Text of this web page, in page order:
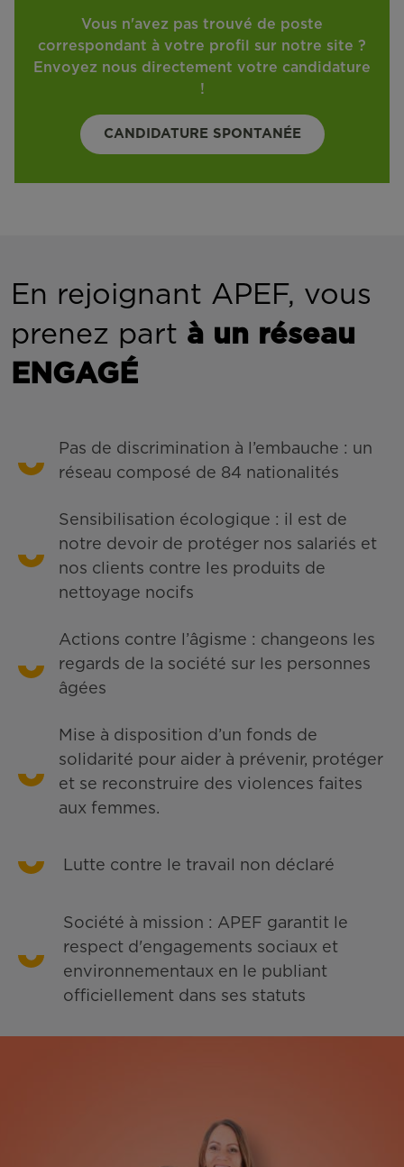
Vous n'avez pas trouvé de poste
correspondant à votre profil sur notre site ?
Envoyez nous directement votre candidature
!
CANDIDATURE SPONTANÉE
En rejoignant APEF, vous
prenez part à un réseau
ENGAGÉ
Pas de discrimination à l’embauche : un
réseau composé de 84 nationalités
Sensibilisation écologique : il est de
notre devoir de protéger nos salariés et
nos clients contre les produits de
nettoyage nocifs
Actions contre l’âgisme : changeons les
regards de la société sur les personnes
âgées
Mise à disposition d’un fonds de
solidarité pour aider à prévenir, protéger
et se reconstruire des violences faites
aux femmes.
Lutte contre le travail non déclaré
Société à mission : APEF garantit le
respect d'engagements sociaux et
environnementaux en le publiant
officiellement dans ses statuts